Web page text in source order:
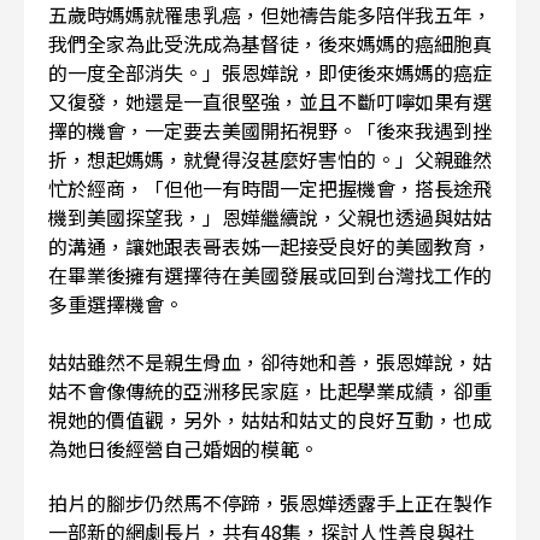
五歲時媽媽就罹患乳癌，但她禱告能多陪伴我五年，
我們全家為此受洗成為基督徒，後來媽媽的癌細胞真
的一度全部消失。」張恩嬅說，即使後來媽媽的癌症
又復發，她還是一直很堅強，並且不斷叮嚀如果有選
擇的機會，一定要去美國開拓視野。「後來我遇到挫
折，想起媽媽，就覺得沒甚麼好害怕的。」父親雖然
忙於經商，「但他一有時間一定把握機會，搭長途飛
機到美國探望我，」恩嬅繼續說，父親也透過與姑姑
的溝通，讓她跟表哥表姊一起接受良好的美國教育，
在畢業後擁有選擇待在美國發展或回到台灣找工作的
多重選擇機會。
姑姑雖然不是親生骨血，卻待她和善，張恩嬅說，姑
姑不會像傳統的亞洲移民家庭，比起學業成績，卻重
視她的價值觀，另外，姑姑和姑丈的良好互動，也成
為她日後經營自己婚姻的模範。
拍片的腳步仍然馬不停蹄，張恩嬅透露手上正在製作
一部新的網劇長片，共有48集，探討人性善良與社